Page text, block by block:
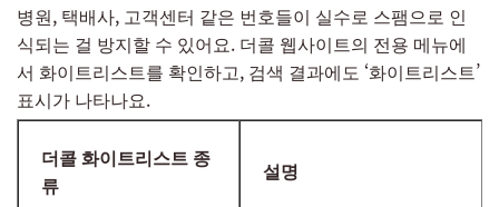
병원, 택배사, 고객센터 같은 번호들이 실수로 스팸으로 인
식되는 걸 방지할 수 있어요. 더콜 웹사이트의 전용 메뉴에
서 화이트리스트를 확인하고, 검색 결과에도 ‘화이트리스트’
표시가 나타나요.
더콜 화이트리스트 종
류
설명